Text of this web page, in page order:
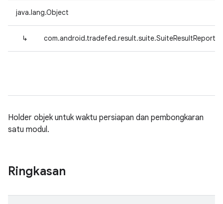
java.lang.Object
↳
Holder objek untuk waktu persiapan dan pembongkaran
satu modul.
Ringkasan